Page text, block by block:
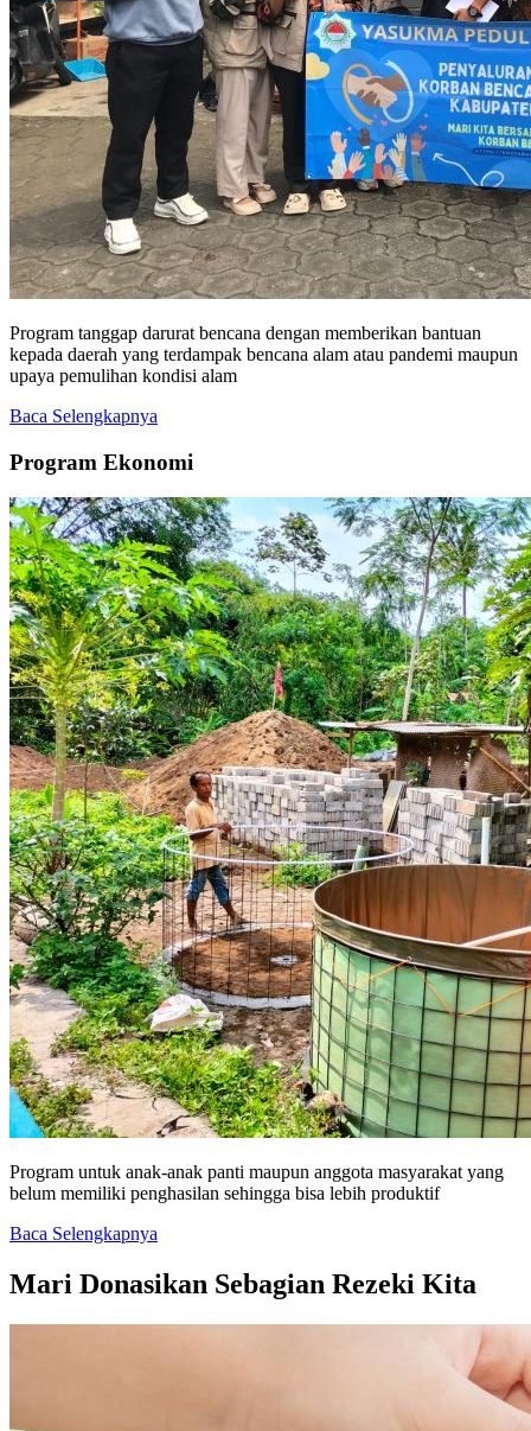
Program tanggap darurat bencana dengan memberikan bantuan
kepada daerah yang terdampak bencana alam atau pandemi maupun
upaya pemulihan kondisi alam
Baca Selengkapnya
Program Ekonomi
Program untuk anak-anak panti maupun anggota masyarakat yang
belum memiliki penghasilan sehingga bisa lebih produktif
Baca Selengkapnya
Mari Donasikan Sebagian Rezeki Kita